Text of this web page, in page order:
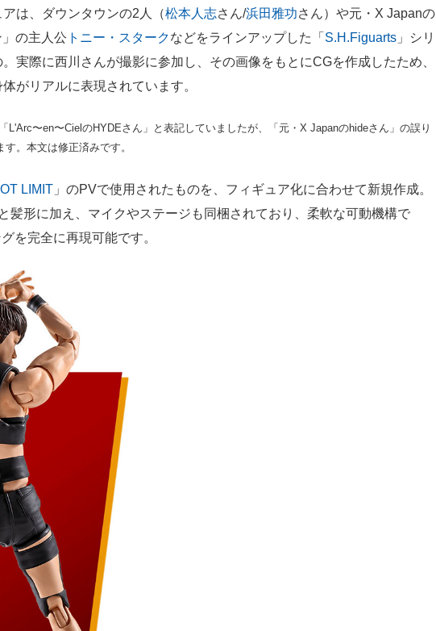
は、ダウンタウンの2人（松本人志さん/浜田雅功さん）や元・X Japanの
の主人公 トニー・スタークなどをラインアップした「 S.H.Figuarts 」シリ
実際に西川さんが撮影に参加し、その画像をもとにCGを作成したため、
がリアルに表現されています。
L'Arc〜en〜CielのHYDEさん」と表記していましたが、「元・X Japanのhideさん」の誤り
。本文は修正済みです。
LIMIT 」のPVで使用されたものを、フィギュア化に合わせて新規作成。
髪形に加え、マイクやステージも同梱されており、柔軟な可動機構で
を完全に再現可能です。